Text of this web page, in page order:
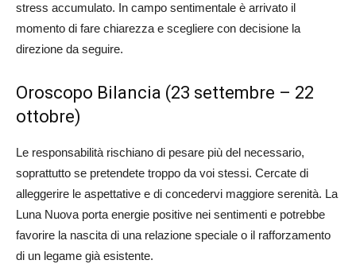
stress accumulato. In campo sentimentale è arrivato il
momento di fare chiarezza e scegliere con decisione la
direzione da seguire.
Oroscopo Bilancia (23 settembre – 22
ottobre)
Le responsabilità rischiano di pesare più del necessario,
soprattutto se pretendete troppo da voi stessi. Cercate di
alleggerire le aspettative e di concedervi maggiore serenità. La
Luna Nuova porta energie positive nei sentimenti e potrebbe
favorire la nascita di una relazione speciale o il rafforzamento
di un legame già esistente.